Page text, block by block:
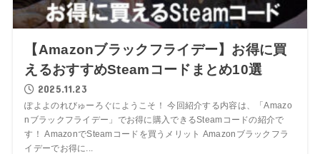
【Amazonブラックフライデー】お得に買
えるおすすめSteamコードまとめ10選
2025.11.23
ぽよよのれびゅーろぐにようこそ！ 今回紹介する内容は、「Amazo
nブラックフライデー」でお得に購入できるSteamコードの紹介で
す！ AmazonでSteamコードを買うメリット Amazonブラックフラ
イデーでお得に...